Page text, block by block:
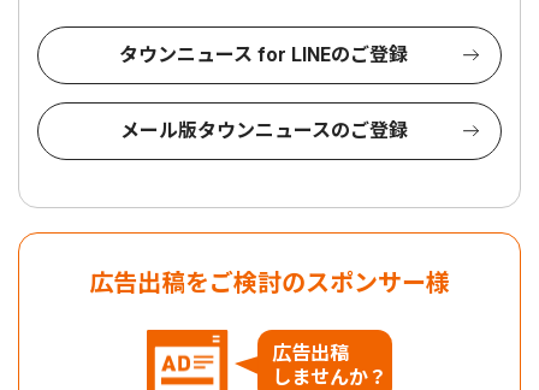
タウンニュース for LINEのご登録
メール版タウンニュースのご登録
広告出稿をご検討のスポンサー様
広告出稿
しませんか？